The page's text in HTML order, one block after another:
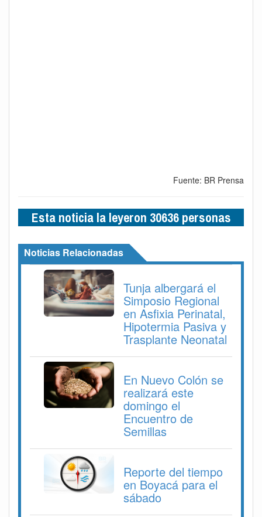
Fuente: BR Prensa
Esta noticia la leyeron 30636 personas
Noticias Relacionadas
Tunja albergará el
Simposio Regional
en Asfixia Perinatal,
Hipotermia Pasiva y
Trasplante Neonatal
En Nuevo Colón se
realizará este
domingo el
Encuentro de
Semillas
Reporte del tiempo
en Boyacá para el
sábado